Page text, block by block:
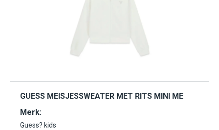
GUESS MEISJESSWEATER MET RITS MINI ME
Merk:
Guess? kids